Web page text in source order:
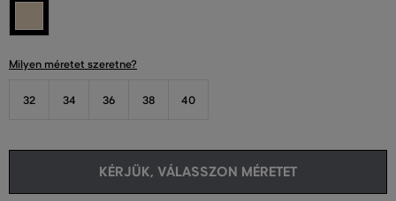
Milyen méretet szeretne?
32 34 36 38 40
KÉRJÜK, VÁLASSZON MÉRETET